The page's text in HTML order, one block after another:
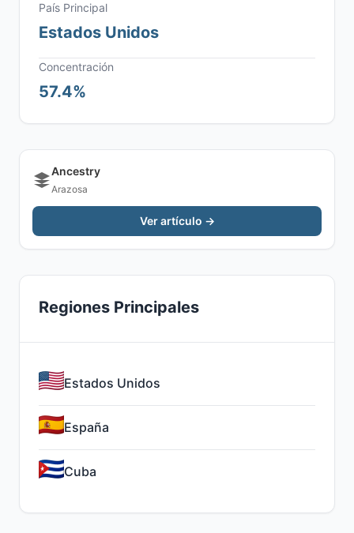
País Principal
Estados Unidos
Concentración
57.4%
Ancestry
Arazosa
Ver artículo →
Regiones Principales
Estados Unidos
España
Cuba